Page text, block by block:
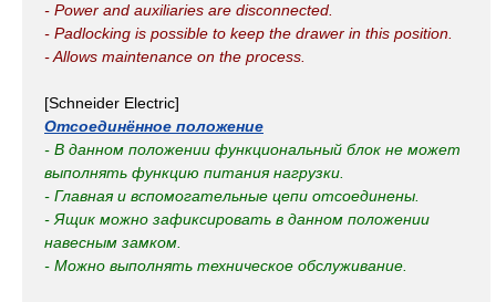
- Power and auxiliaries are disconnected.
- Padlocking is possible to keep the drawer in this position.
- Allows maintenance on the process.
[Schneider Electric]
Отсоединённое положение
- В данном положении функциональный блок не может
выполнять функцию питания нагрузки.
- Главная и вспомогательные цепи отсоединены.
- Ящик можно зафиксировать в данном положении
навесным замком.
- Можно выполнять техническое обслуживание.